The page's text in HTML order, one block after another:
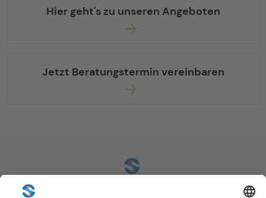
Hier geht's zu unseren Angeboten
Jetzt Beratungstermin vereinbaren